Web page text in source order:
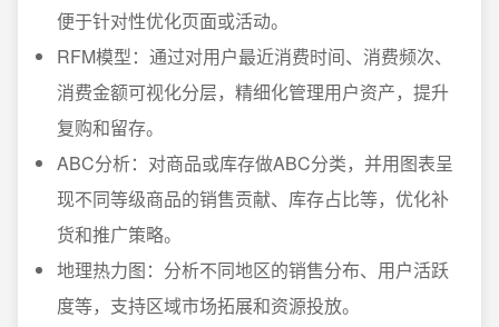
便于针对性优化页面或活动。
RFM模型：通过对用户最近消费时间、消费频次、
消费金额可视化分层，精细化管理用户资产，提升
复购和留存。
ABC分析：对商品或库存做ABC分类，并用图表呈
现不同等级商品的销售贡献、库存占比等，优化补
货和推广策略。
地理热力图：分析不同地区的销售分布、用户活跃
度等，支持区域市场拓展和资源投放。